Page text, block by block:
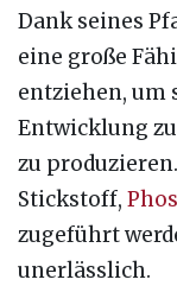
Dank seines
eine große
entziehen, um
Entwicklung
zu
Stickstoff,
zugeführt
unerlässlich.